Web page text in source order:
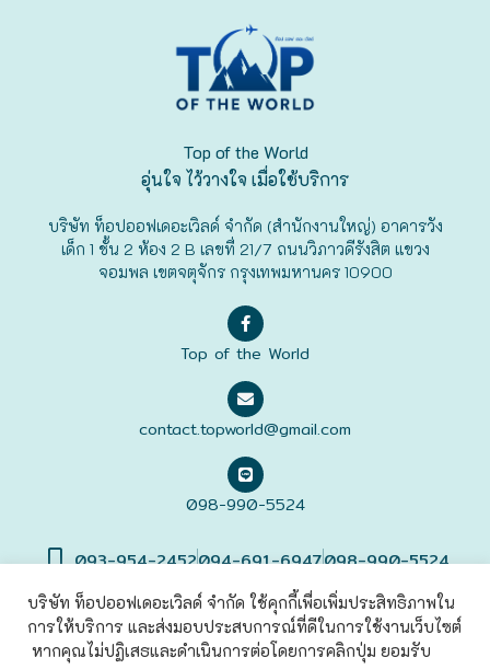
Top of the World
อุ่นใจ ไว้วางใจ เมื่อใช้บริการ
บริษัท ท็อปออฟเดอะเวิลด์ จำกัด (สำนักงานใหญ่) อาคารวัง
เด็ก 1 ชั้น 2 ห้อง 2 B เลขที่ 21/7 ถนนวิภาวดีรังสิต แขวง
จอมพล เขตจตุจักร กรุงเทพมหานคร 10900
Top of the World
contact.topworld@gmail.com
098-990-5524
093-954-2452094-691-6947098-990-5524
©2022 Top of The World Co., Ltd. All rights Reserved. | เข้าสู่
บริษัท ท็อปออฟเดอะเวิลด์ จำกัด ใช้คุกกี้เพื่อเพิ่มประสิทธิภาพใน
การให้บริการ และส่งมอบประสบการณ์ที่ดีในการใช้งานเว็บไซต์
หากคุณไม่ปฏิเสธและดำเนินการต่อโดยการคลิกปุ่ม ยอมรับ
ฟุกุโอะกะ
ฟูระโนะ